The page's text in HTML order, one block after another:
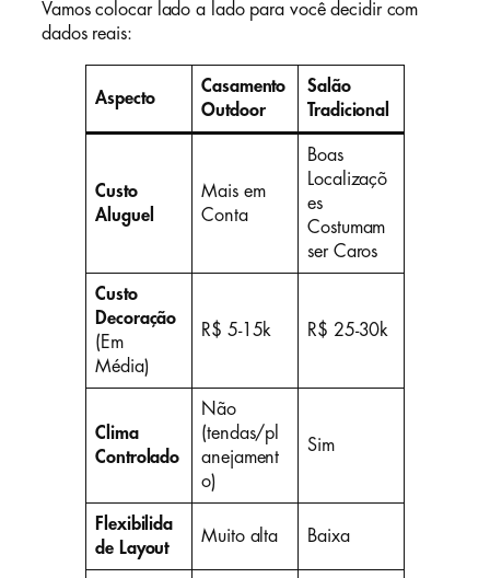
Vamos colocar lado a lado para você decidir com
dados reais:
Aspecto
Casamento
Outdoor
Salão
Tradicional
Custo
Aluguel
Mais em
Conta
Boas
Localizaçõ
es
Costumam
ser Caros
Custo
Decoração
(Em
Média)
R$ 5-15k R$ 25-30k
Clima
Controlado
Não
(tendas/pl
anejament
o)
Sim
Flexibilida
de Layout
Muito alta Baixa